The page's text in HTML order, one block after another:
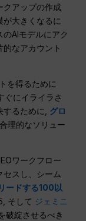
クアップの作成
大きくなるに
AIモデルにアク
なアカウント
を得るために
ぐにイライラさ
るために, グロ
理的なソリュー
ワークフロー
セスし、シーム
ードする100以
そして ジェミニ
破綻させるべき